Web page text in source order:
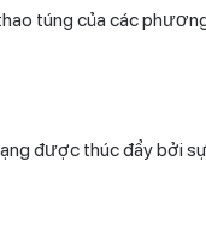
túng của các
được thúc đẩy bởi sự